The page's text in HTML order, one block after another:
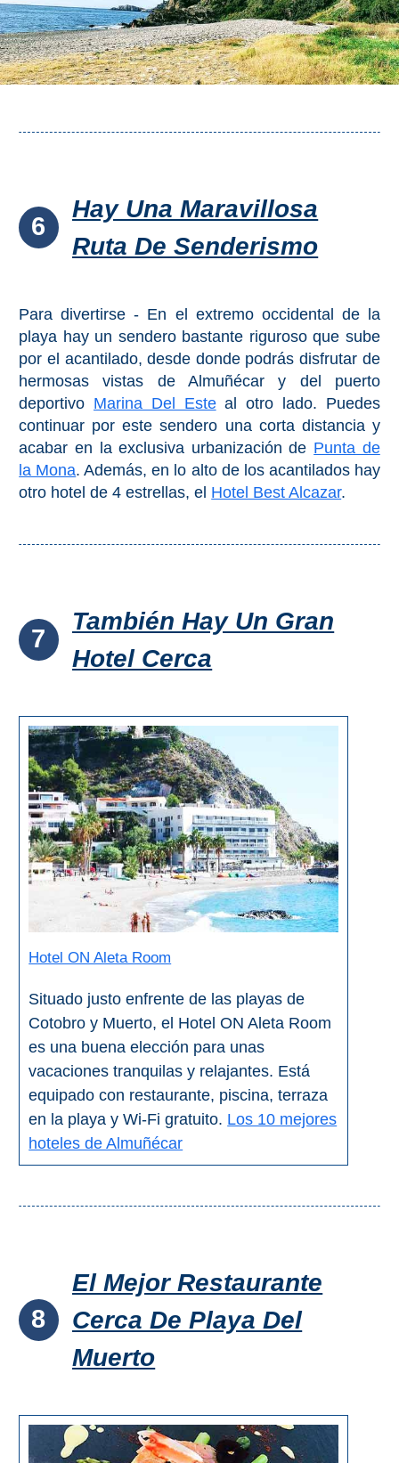
RECOMENDACIONES
VIAJE
Buscar
Hoteles
via
Villas y
via
Baratos
via
Cheapoair.com
Guiadas
via
Viator.com
Coches de
Alquiler
via
Discovercars.com
Trenes
via
Omio.com
6
Hay Una Maravillosa
Ruta De Senderismo
Para divertirse - En el extremo occidental de la
playa hay un sendero bastante riguroso que sube
por el acantilado, desde donde podrás disfrutar de
hermosas vistas de Almuñécar y del puerto
deportivo Marina Del Esteal otro lado. Puedes
continuar por este sendero una corta distancia y
acabar en la exclusiva urbanización de Punta de
la Mona. Además, en lo alto de los acantilados hay
otro hotel de 4 estrellas, el Hotel Best Alcazar.
7
También Hay Un Gran
Hotel Cerca
Hotel ON Aleta Room
Situado justo enfrente de las playas de
Cotobro y Muerto, el Hotel ON Aleta Room
es una buena elección para unas
vacaciones tranquilas y relajantes. Está
equipado con restaurante, piscina, terraza
en la playa y Wi-Fi gratuito. Los 10 mejores
hoteles de Almuñécar
8
El Mejor Restaurante
Cerca De Playa Del
Muerto